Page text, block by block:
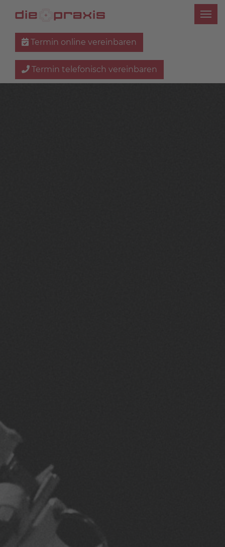
Termin online vereinbaren
Termin telefonisch vereinbaren